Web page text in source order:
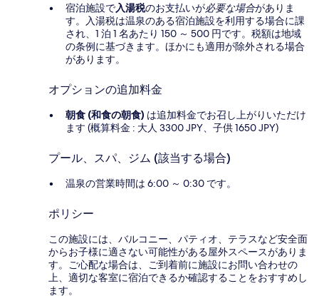
宿泊施設で入湯税のお支払いが必要な場合がありま
す。入湯税は温泉のある宿泊施設を利用する場合に課
され、1 泊 1 名あたり 150 ～ 500 円です。税額は地域
の条例に基づきます。ほかにも適用が除外される場合
があります。
オプションの追加料金
朝食 (和食の朝食) は追加料金でお召し上がりいただけ
ます (概算料金 : 大人 3300 JPY、子供 1650 JPY)
プール、スパ、ジム (該当する場合)
温泉の営業時間は 6:00 ～ 0:30 です。
ポリシー
この施設には、バルコニー、パティオ、テラスなど安全面
からお子様に適さない可能性がある屋外スペースがありま
す。ご心配な場合は、ご到着前に施設にお問い合わせの
上、適切な客室に宿泊できるか確認することをおすすめし
ます。